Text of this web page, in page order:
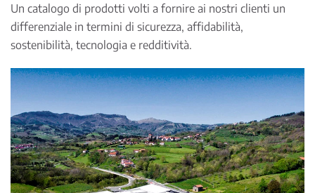
Un catalogo di prodotti volti a fornire ai nostri clienti un
differenziale in termini di sicurezza, affidabilità,
sostenibilità, tecnologia e redditività.